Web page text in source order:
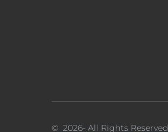
© 2026- All Rights Reserved